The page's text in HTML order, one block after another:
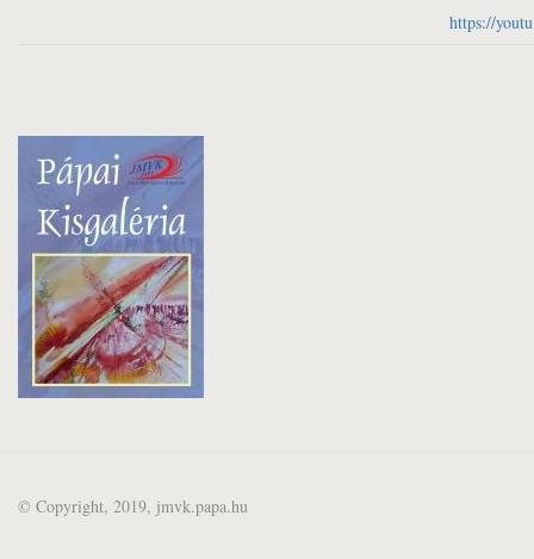
https://
© Copyright, 2019, jmvk.papa.hu